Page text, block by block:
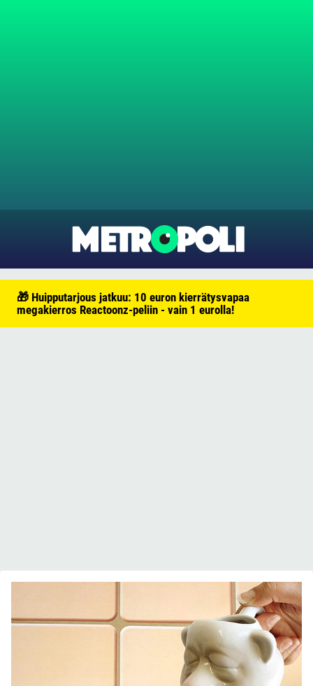
🎁 Huipputarjous jatkuu: 10 euron kierrätysvapaa
megakierros Reactoonz-peliin - vain 1 eurolla!